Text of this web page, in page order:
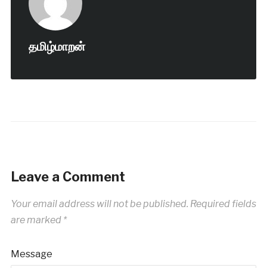
தமிழ்மாறன்
Leave a Comment
Your email address will not be published. Required fields
are marked *
Message